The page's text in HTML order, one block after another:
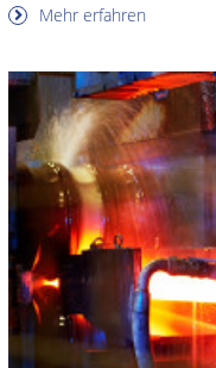
Mehr erfahren